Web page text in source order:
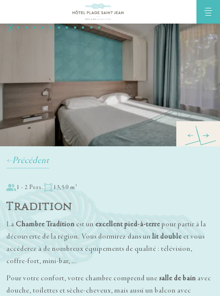
Précédent
1 - 2 Pers. 13,50 m²
Tradition
La Chambre Traditionest un excellent pied-à-terrepour partir à la
découverte de la région. Vous dormirez dans un lit doubleet vous
accéderez à de nombreux équipements de qualité : télévision,
coffre-fort, mini-bar, …
Pour votre confort, votre chambre comprend une salle de bainavec
douche, toilettes et sèche-cheveux, mais aussi un balcon avec